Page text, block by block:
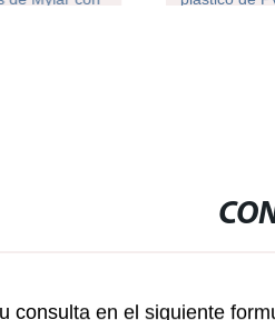
consulta en el siguiente